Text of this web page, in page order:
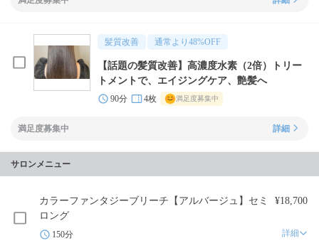
髪質改善 通常より 48%OFF
【話題の髪質改善】高濃度水素（2倍）トリー
トメントで、エイジングケア、艶髪へ
90分 4枚 満足度募集中
満足度募集中 詳細
サロンメニュー
カラーファンタジーブリーチ【アルバージュ】セミ
ロング
¥18,700
150分 詳細